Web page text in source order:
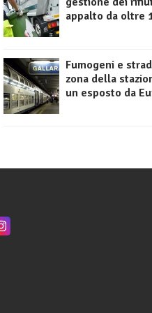
appalto da oltre
Fumogeni e
zona della
un esposto da